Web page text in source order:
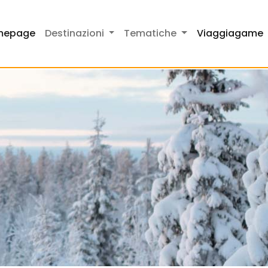
Destinazioni Tematiche Viaggiagame